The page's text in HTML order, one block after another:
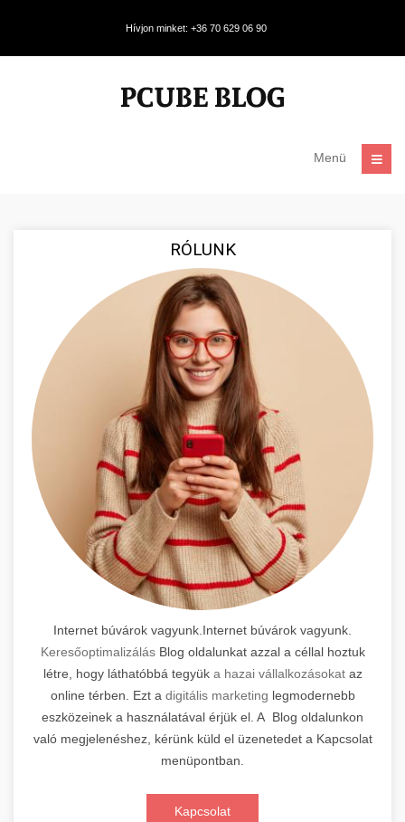
Hívjon minket: +36 70 629 06 90
Menü
RÓLUNK
Internet búvárok vagyunk.Internet búvárok vagyunk.
KeresőoptimalizálásBlog oldalunkat azzal a céllal hoztuk
létre, hogy láthatóbbá tegyük a hazai vállalkozásokataz
online térben. Ezt a digitális marketing legmodernebb
eszközeinek a használatával érjük el. A Blog oldalunkon
való megjelenéshez, kérünk küld el üzenetedet a Kapcsolat
menüpontban.
Kapcsolat